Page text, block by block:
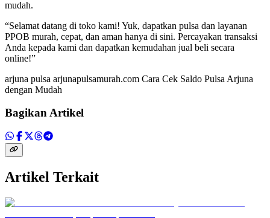
mudah.
“Selamat datang di toko kami! Yuk, dapatkan pulsa dan layanan
PPOB murah, cepat, dan aman hanya di sini. Percayakan transaksi
Anda kepada kami dan dapatkan kemudahan jual beli secara
online!”
arjuna pulsa arjunapulsamurah.com Cara Cek Saldo Pulsa Arjuna
dengan Mudah
Bagikan Artikel
Artikel Terkait